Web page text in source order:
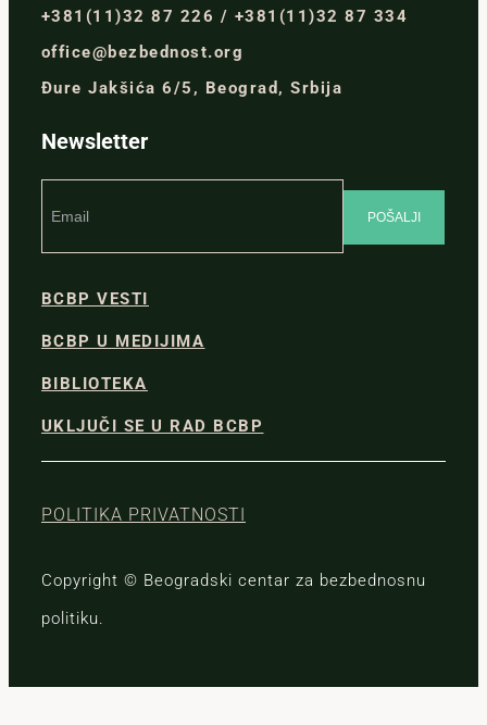
+381(11)32 87 226 / +381(11)32 87 334
office@bezbednost.org
Đure Jakšića 6/5, Beograd, Srbija
Newsletter
BCBP VESTI
BCBP U MEDIJIMA
BIBLIOTEKA
UKLJUČI SE U RAD BCBP
POLITIKA PRIVATNOSTI
Copyright © Beogradski centar za bezbednosnu
politiku.